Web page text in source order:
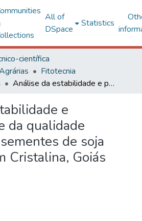
All of
DSpace
Statistics
científica
Fitotecnia
Análise da estabilidade e previsibilidade da qualidade fisiológica de sementes de soja produzidas em Cristalina, Goiás
e
da qualidade
de soja
Cristalina, Goiás